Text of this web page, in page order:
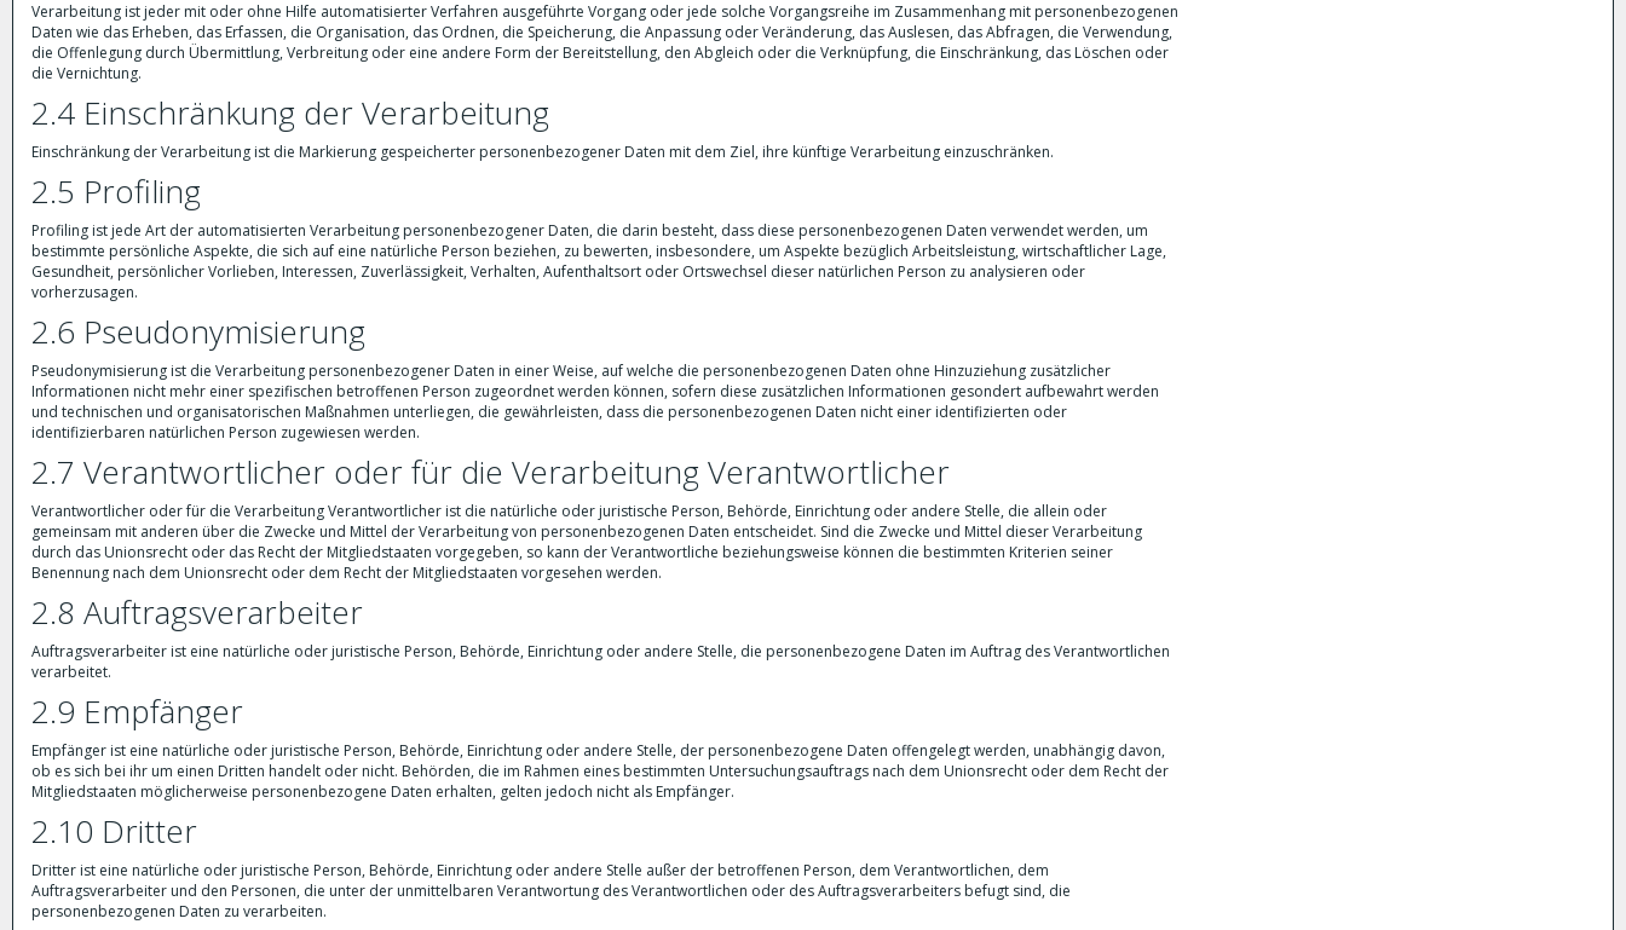
Verarbeitung ist jeder mit oder ohne Hilfe automatisierter Verfahren ausgeführte Vorgang oder jede solche Vorgangsreihe im Zusammenhang mit personenbezogenen
Daten wie das Erheben, das Erfassen, die Organisation, das Ordnen, die Speicherung, die Anpassung oder Veränderung, das Auslesen, das Abfragen, die Verwendung,
die Offenlegung durch Übermittlung, Verbreitung oder eine andere Form der Bereitstellung, den Abgleich oder die Verknüpfung, die Einschränkung, das Löschen oder
die Vernichtung.
2.4 Einschränkung der Verarbeitung
Einschränkung der Verarbeitung ist die Markierung gespeicherter personenbezogener Daten mit dem Ziel, ihre künftige Verarbeitung einzuschränken.
2.5 Profiling
Profiling ist jede Art der automatisierten Verarbeitung personenbezogener Daten, die darin besteht, dass diese personenbezogenen Daten verwendet werden, um
bestimmte persönliche Aspekte, die sich auf eine natürliche Person beziehen, zu bewerten, insbesondere, um Aspekte bezüglich Arbeitsleistung, wirtschaftlicher Lage,
Gesundheit, persönlicher Vorlieben, Interessen, Zuverlässigkeit, Verhalten, Aufenthaltsort oder Ortswechsel dieser natürlichen Person zu analysieren oder
vorherzusagen.
2.6 Pseudonymisierung
Pseudonymisierung ist die Verarbeitung personenbezogener Daten in einer Weise, auf welche die personenbezogenen Daten ohne Hinzuziehung zusätzlicher
Informationen nicht mehr einer spezifischen betroffenen Person zugeordnet werden können, sofern diese zusätzlichen Informationen gesondert aufbewahrt werden
und technischen und organisatorischen Maßnahmen unterliegen, die gewährleisten, dass die personenbezogenen Daten nicht einer identifizierten oder
identifizierbaren natürlichen Person zugewiesen werden.
2.7 Verantwortlicher oder für die Verarbeitung Verantwortlicher
Verantwortlicher oder für die Verarbeitung Verantwortlicher ist die natürliche oder juristische Person, Behörde, Einrichtung oder andere Stelle, die allein oder
gemeinsam mit anderen über die Zwecke und Mittel der Verarbeitung von personenbezogenen Daten entscheidet. Sind die Zwecke und Mittel dieser Verarbeitung
durch das Unionsrecht oder das Recht der Mitgliedstaaten vorgegeben, so kann der Verantwortliche beziehungsweise können die bestimmten Kriterien seiner
Benennung nach dem Unionsrecht oder dem Recht der Mitgliedstaaten vorgesehen werden.
2.8 Auftragsverarbeiter
Auftragsverarbeiter ist eine natürliche oder juristische Person, Behörde, Einrichtung oder andere Stelle, die personenbezogene Daten im Auftrag des Verantwortlichen
verarbeitet.
2.9 Empfänger
Empfänger ist eine natürliche oder juristische Person, Behörde, Einrichtung oder andere Stelle, der personenbezogene Daten offengelegt werden, unabhängig davon,
ob es sich bei ihr um einen Dritten handelt oder nicht. Behörden, die im Rahmen eines bestimmten Untersuchungsauftrags nach dem Unionsrecht oder dem Recht der
Mitgliedstaaten möglicherweise personenbezogene Daten erhalten, gelten jedoch nicht als Empfänger.
2.10 Dritter
Dritter ist eine natürliche oder juristische Person, Behörde, Einrichtung oder andere Stelle außer der betroffenen Person, dem Verantwortlichen, dem
Auftragsverarbeiter und den Personen, die unter der unmittelbaren Verantwortung des Verantwortlichen oder des Auftragsverarbeiters befugt sind, die
personenbezogenen Daten zu verarbeiten.